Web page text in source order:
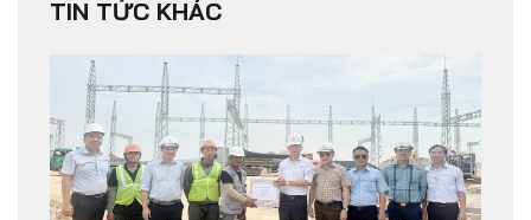
TIN TỨC KHÁC